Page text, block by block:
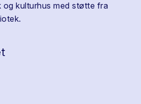
og kulturhus med støtte fra